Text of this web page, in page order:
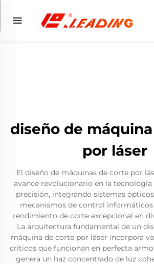
diseño de
por láser
El diseño de máquinas de corte por
avance revolucionario en la
precisión, integrando sistemas
mecanismos de control
rendimiento de corte excepcional en
La arquitectura fundamental de un
máquina de corte por láser incorpora
críticos que funcionan en perfecta
genera un haz concentrado de luz